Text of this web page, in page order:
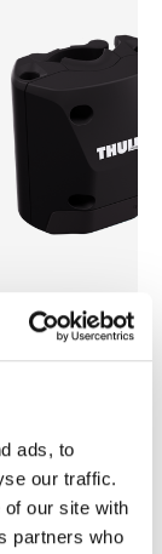
ads, to
our traffic.
our site with
partners who